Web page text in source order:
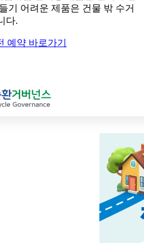
기 어려운 제품은 건물 밖 수거
다.
예약 바로가기